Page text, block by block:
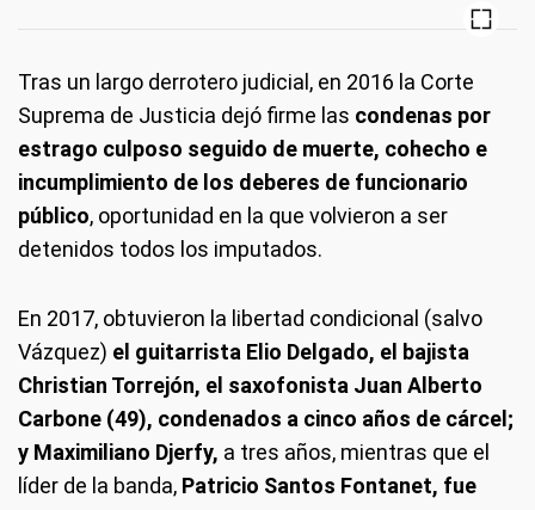
Tras un largo derrotero judicial, en 2016 la Corte
Suprema de Justicia dejó firme las condenas por
estrago culposo seguido de muerte, cohecho e
incumplimiento de los deberes de funcionario
público, oportunidad en la que volvieron a ser
detenidos todos los imputados.
En 2017, obtuvieron la libertad condicional (salvo
Vázquez) el guitarrista Elio Delgado, el bajista
Christian Torrejón, el saxofonista Juan Alberto
Carbone (49), condenados a cinco años de cárcel;
y Maximiliano Djerfy, a tres años, mientras que el
líder de la banda, Patricio Santos Fontanet, fue